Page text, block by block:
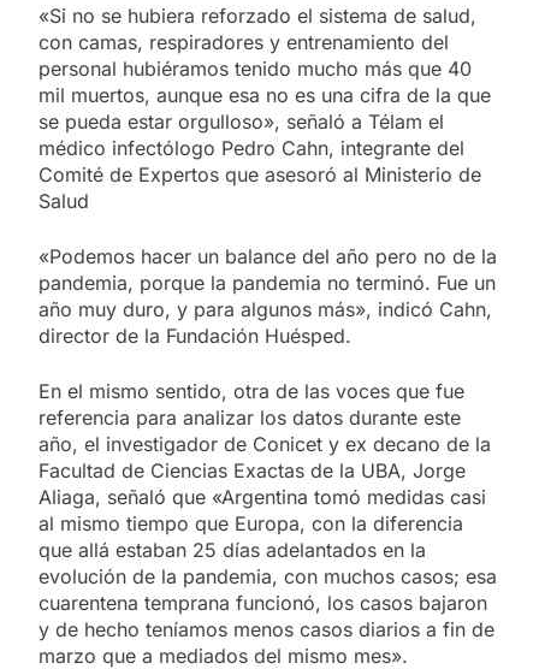
«Si no se hubiera reforzado el sistema de salud,
con camas, respiradores y entrenamiento del
personal hubiéramos tenido mucho más que 40
mil muertos, aunque esa no es una cifra de la que
se pueda estar orgulloso», señaló a Télam el
médico infectólogo Pedro Cahn, integrante del
Comité de Expertos que asesoró al Ministerio de
Salud
«Podemos hacer un balance del año pero no de la
pandemia, porque la pandemia no terminó. Fue un
año muy duro, y para algunos más», indicó Cahn,
director de la Fundación Huésped.
En el mismo sentido, otra de las voces que fue
referencia para analizar los datos durante este
año, el investigador de Conicet y ex decano de la
Facultad de Ciencias Exactas de la UBA, Jorge
Aliaga, señaló que «Argentina tomó medidas casi
al mismo tiempo que Europa, con la diferencia
que allá estaban 25 días adelantados en la
evolución de la pandemia, con muchos casos; esa
cuarentena temprana funcionó, los casos bajaron
y de hecho teníamos menos casos diarios a fin de
marzo que a mediados del mismo mes».